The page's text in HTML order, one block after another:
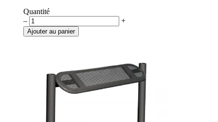
Quantité
quantité
de
Assis-
– +
Ajouter au panier